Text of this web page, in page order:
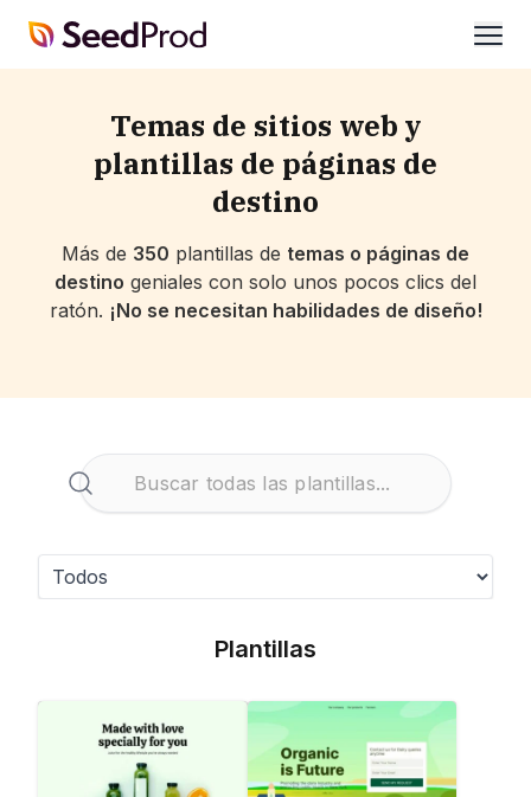
SeedProd
Temas de sitios web y
plantillas de páginas de
destino
Más de 350 plantillas de temas o páginas de
destino geniales con solo unos pocos clics del
ratón. ¡No se necesitan habilidades de diseño!
Plantillas